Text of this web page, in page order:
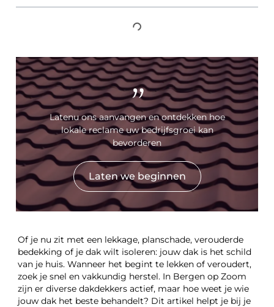
Of je nu zit met een lekkage, planschade, verouderde
bedekking of je dak wilt isoleren: jouw dak is het schild
van je huis. Wanneer het begint te lekken of veroudert,
zoek je snel en vakkundig herstel. In Bergen op Zoom
zijn er diverse dakdekkers actief, maar hoe weet je wie
jouw dak het beste behandelt? Dit artikel helpt je bij je
"
Latenu ons aanvangen en ontdekken hoe
lokale reclame uw bedrijfsgroei kan
bevorderen
Laten we beginnen